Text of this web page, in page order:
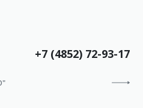
+7 (4852) 72-93-17